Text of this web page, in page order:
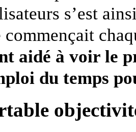
s’est
commençait
aidé à voir le
du temps